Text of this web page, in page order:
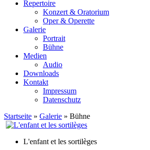
Repertoire
Konzert & Oratorium
Oper & Operette
Galerie
Portrait
Bühne
Medien
Audio
Downloads
Kontakt
Impressum
Datenschutz
Startseite » Galerie » Bühne
L'enfant et les sortilèges